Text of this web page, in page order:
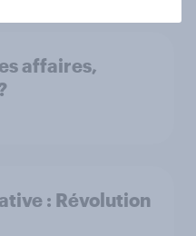
affaires,
: Révolution